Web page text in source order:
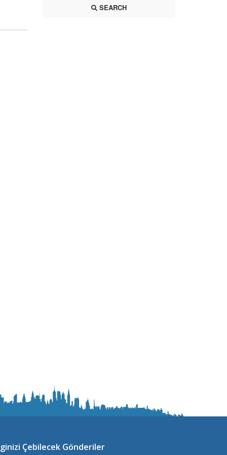
SEARCH
Çebilecek Gönderiler